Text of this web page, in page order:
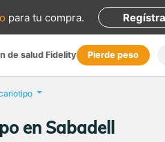
para tu compra.
de salud Fidelity Pierde peso
en Sabadell